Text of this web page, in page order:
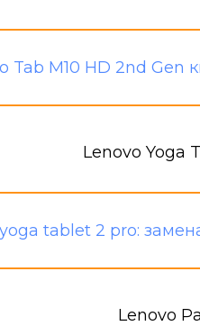
Lenovo Yoga
Lenovo